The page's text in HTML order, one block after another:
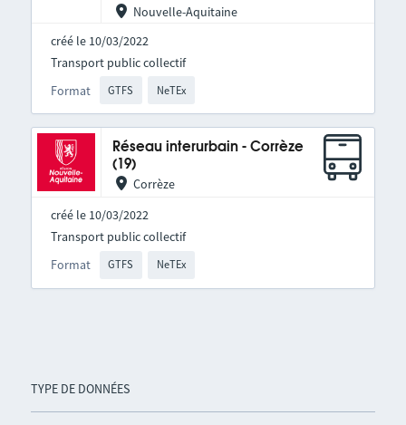
TYPE DE DONNÉES
Nouvelle-Aquitaine
créé le 10/03/2022
Format GTFS NeTEx
Transport public collectif
Réseau interurbain - Corrèze
(19)
Corrèze
créé le 10/03/2022
Format GTFS NeTEx
Transport public collectif